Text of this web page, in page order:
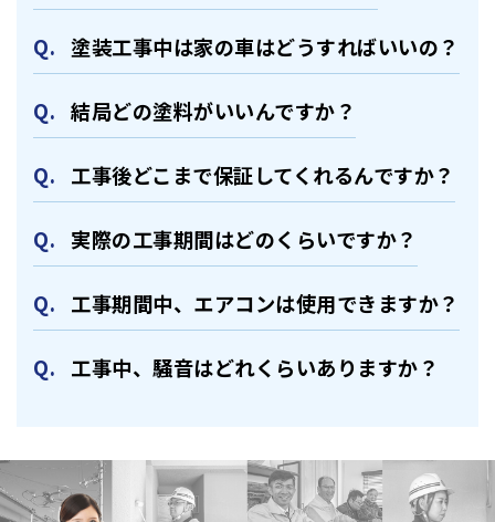
塗装⼯事中は家の⾞はどうすればいいの？
結局どの塗料がいいんですか？
⼯事後どこまで保証してくれるんですか？
実際の⼯事期間はどのくらいですか？
⼯事期間中、エアコンは使⽤できますか？
⼯事中、騒⾳はどれくらいありますか？